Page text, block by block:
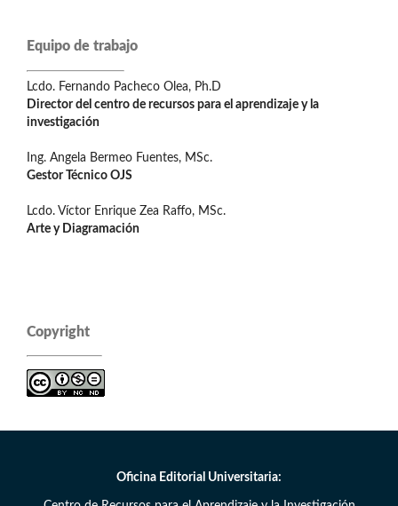
Equipo de trabajo
Lcdo. Fernando Pacheco Olea, Ph.D
Director del centro de recursos para el aprendizaje y la
investigación
Ing. Angela Bermeo Fuentes, MSc.
Gestor Técnico OJS
Lcdo. Víctor Enrique Zea Raffo, MSc.
Arte y Diagramación
Copyright
Oficina Editorial Universitaria: